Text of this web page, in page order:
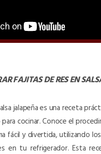
FAJITAS DE RES EN
jalapeña es una receta
cocinar. Conoce el
fácil y divertida, utilizando
en tu refrigerador. Esta